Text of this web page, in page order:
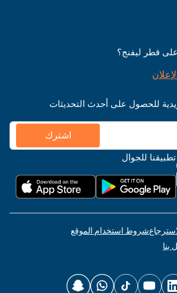
قطر ليفنج؟
للحصول على أحدث التحديثات
اشترك
تطبيقنا للجوال
شروط استخدام الموقع
بنا